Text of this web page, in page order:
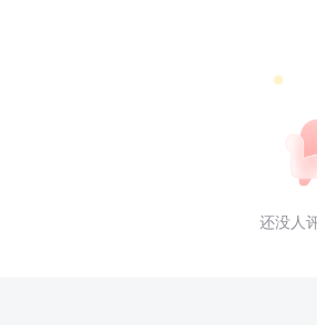
还没人